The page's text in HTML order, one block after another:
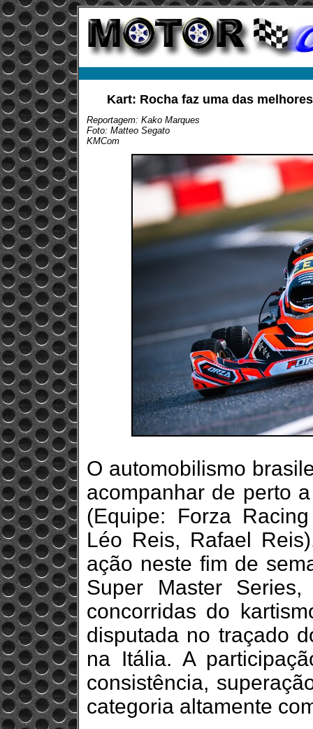
Kart: Rocha faz uma das
Reportagem: Kako Marques
Foto: Matteo Segato
KMCom
O automobilismo
acompanhar de perto
(Equipe: Forza
Léo Reis, Rafael
ação neste fim de
Super Master
concorridas do
disputada no traçado
na Itália. A
consistência,
categoria altamente